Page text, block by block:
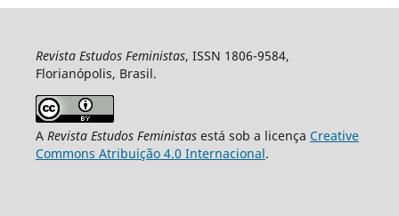
Revista Estudos Feministas, ISSN 1806-9584,
Florianópolis, Brasil.
A Revista Estudos Feministasestá sob a licença Creative
Commons Atribuição 4.0 Internacional.